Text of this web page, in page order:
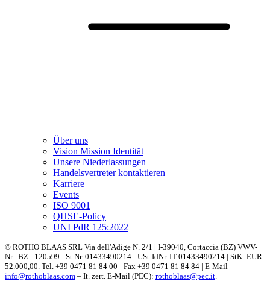
Über uns
Vision Mission Identität
Unsere Niederlassungen
Handelsvertreter kontaktieren
Karriere
Events
ISO 9001
QHSE-Policy
UNI PdR 125:2022
© ROTHO BLAAS SRL Via dell'Adige N. 2/1 | I-39040, Cortaccia (BZ) VWV-
Nr.: BZ - 120599 - St.Nr. 01433490214 - USt-IdNr. IT 01433490214 | StK: EUR
52.000,00. Tel. +39 0471 81 84 00 - Fax +39 0471 81 84 84 | E-Mail
info@rothoblaas.com – It. zert. E-Mail (PEC): rothoblaas@pec.it.